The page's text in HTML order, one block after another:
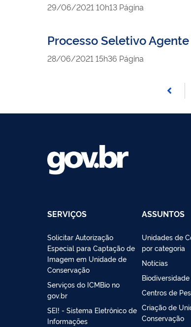
publicado
29/06/2021 10h13 Página
Processo Seletivo
publicado
28/06/2021 15h36 Página
SERVIÇOS
Solicitar Autorização
Especial para Captação de
Imagem em Unidade de
Conservação
Serviços do ICMBio no
gov.br
SEI! - Sistema Eletrônico de
Informações
ASSUNTOS
Unidades de
por categoria
Notícias
Biodiversidade
Centros de
Criação de
Conservação